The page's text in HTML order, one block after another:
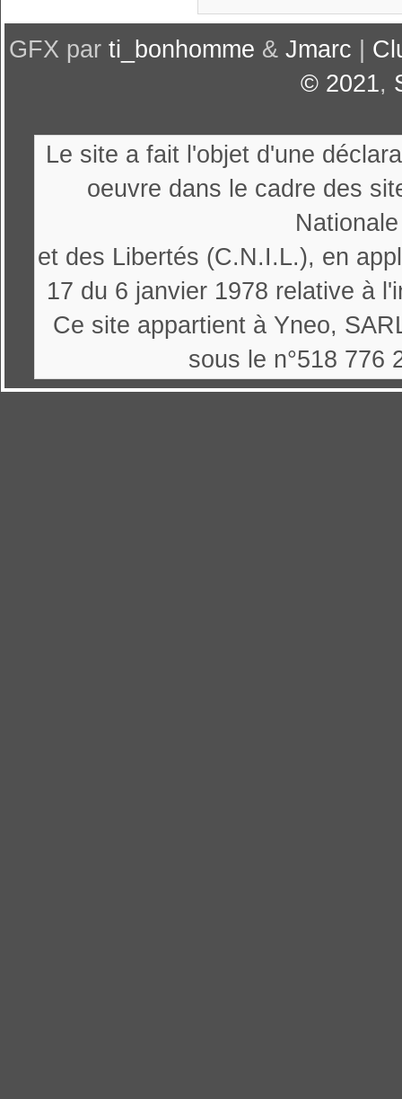
GFX par ti_bonhomme & Jmarc
© 2021,
Le site a fait l'objet d'une
oeuvre dans le cadre des
et des Libertés (C.N.I.L.), en
17 du 6 janvier 1978 relative à
Ce site appartient à Yneo,
sous le n°518 776